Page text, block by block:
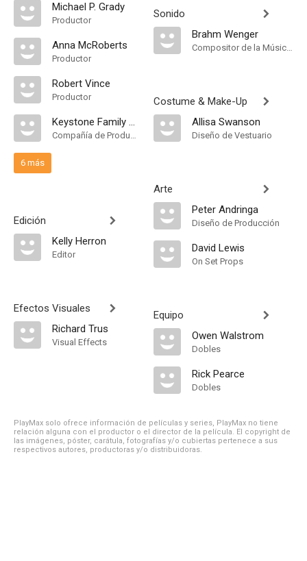
Michael P. Grady
Productor
Anna McRoberts
Productor
Robert Vince
Productor
Keystone Family Pictures
Compañía de Produccion
6 más
Edición
Kelly Herron
Editor
Efectos Visuales
Richard Trus
Visual Effects
Sonido
Brahm Wenger
Compositor de la Música Original
Costume & Make-Up
Allisa Swanson
Diseño de Vestuario
Arte
Peter Andringa
Diseño de Producción
David Lewis
On Set Props
Equipo
Owen Walstrom
Dobles
Rick Pearce
Dobles
PlayMax solo ofrece información de películas y series, PlayMax no tiene
relación alguna con el productor o el director de la película. El copyright de
las imágenes, póster, carátula, fotografías y/o cubiertas pertenece a sus
respectivos autores, productoras y/o distribuidoras.